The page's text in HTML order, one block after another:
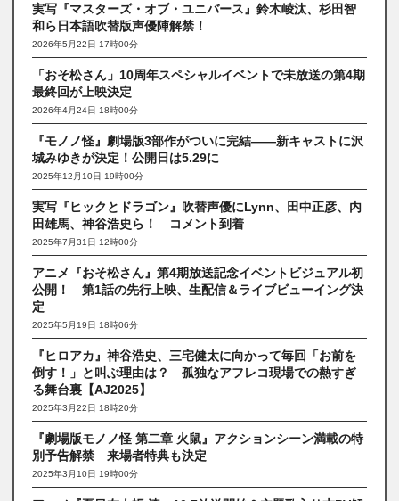
実写『マスターズ・オブ・ユニバース』鈴木崚汰、杉田智
和ら日本語吹替版声優陣解禁！
2026年5月22日 17時00分
「おそ松さん」10周年スペシャルイベントで未放送の第4期
最終回が上映決定
2026年4月24日 18時00分
『モノノ怪』劇場版3部作がついに完結――新キャストに沢
城みゆきが決定！公開日は5.29に
2025年12月10日 19時00分
実写『ヒックとドラゴン』吹替声優にLynn、田中正彦、内
田雄馬、神谷浩史ら！ コメント到着
2025年7月31日 12時00分
アニメ『おそ松さん』第4期放送記念イベントビジュアル初
公開！ 第1話の先行上映、生配信＆ライブビューイング決
定
2025年5月19日 18時06分
『ヒロアカ』神谷浩史、三宅健太に向かって毎回「お前を
倒す！」と叫ぶ理由は？ 孤独なアフレコ現場での熱すぎ
る舞台裏【AJ2025】
2025年3月22日 18時20分
『劇場版モノノ怪 第二章 火鼠』アクションシーン満載の特
別予告解禁 来場者特典も決定
2025年3月10日 19時00分